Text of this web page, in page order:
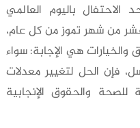
الاحتفال باليوم العالمي
من شهر تموز من كل عام،
هي الإجابة: سواء
فإن الحل لتغيير معدلات
والحقوق الإنجابية